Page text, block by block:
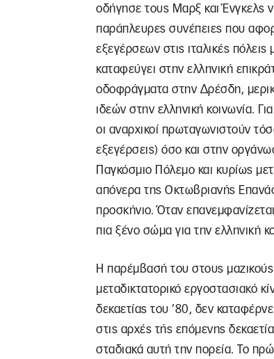
οδήγησε τους Μαρξ και Ένγκελς
παράπλευρες συνέπειες που
εξεγέρσεων στις ιταλικές
καταφεύγει στην ελληνική
οδοφράγματα στην Δρέσδη,
ιδεών στην ελληνική κοινωνία.
οι αναρχικοί πρωταγωνιστούν
εξεγέρσεις) όσο και στην
Παγκόσμιο Πόλεμο και κυρίως
απόνερα της Οκτωβριανής
προσκήνιο. Όταν
πια ξένο σώμα για την ελληνική
Η παρέμβασή του στους
μεταδικτατορικό εργοστασιακό
δεκαετίας του ’80, δεν
στις αρχές τής επόμενης
σταδιακά αυτή την πορεία. Το